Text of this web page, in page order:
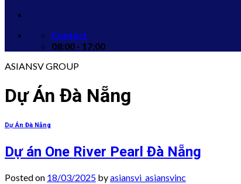
Contact
08:00 - 17:00
ASIANSV GROUP
Dự Án Đà Nẵng
Dự Án Đà Nẵng
Dự án One River Pearl Đà Nẵng
Posted on 18/03/2025 byasiansvi_asiansvinc